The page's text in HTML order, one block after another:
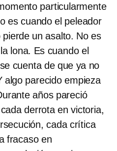
particularmente
es cuando el peleador
un asalto. No es
lona. Es cuando el
cuenta de que ya no
algo parecido empieza
años pareció
derrota en victoria,
cada crítica
fracaso en